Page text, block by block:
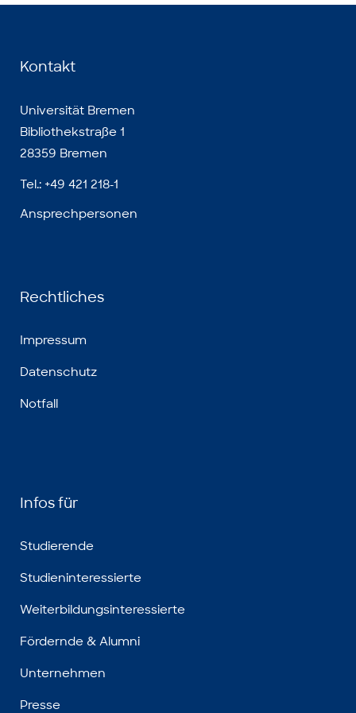
Kontakt
Universität Bremen
Bibliothekstraße 1
28359 Bremen
Tel.: +49 421 218-1
Ansprechpersonen
Rechtliches
Impressum
Datenschutz
Notfall
Infos für
Studierende
Studieninteressierte
Weiterbildungsinteressierte
Fördernde & Alumni
Unternehmen
Presse